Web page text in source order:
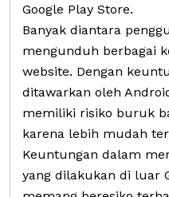
Google Play Store.
Banyak diantara
mengunduh berbagai
website. Dengan
ditawarkan oleh
memiliki risiko buruk
karena lebih mudah
Keuntungan dalam
yang dilakukan di luar